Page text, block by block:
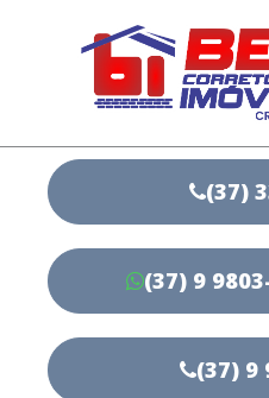
(37)
(37) 9
(37) 9